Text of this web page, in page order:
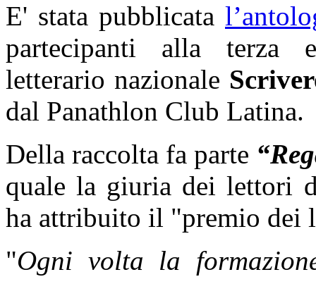
E' stata pubblicata
partecipanti alla terza
letterario nazionale
dal Panathlon Club Latina.
Della raccolta fa parte “
quale la giuria dei lettori
ha attribuito il "premio dei
"Ogni volta la